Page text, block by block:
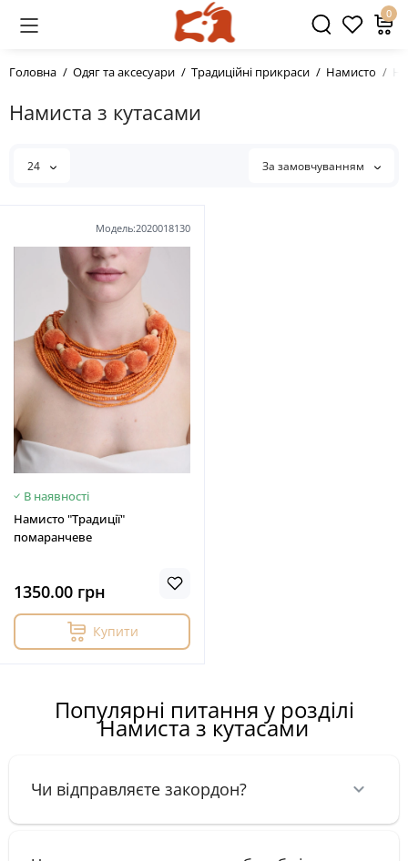
0
Головна Одяг та аксесуари Традиційні прикраси Намисто
Намиста з кутасами
24 За замовчуванням
Модель:2020018130
В наявності
Намисто "Традиції"
помаранчеве
1350.00 грн
Купити
Популярні питання у розділі
Намиста з кутасами
Чи відправляєте закордон?